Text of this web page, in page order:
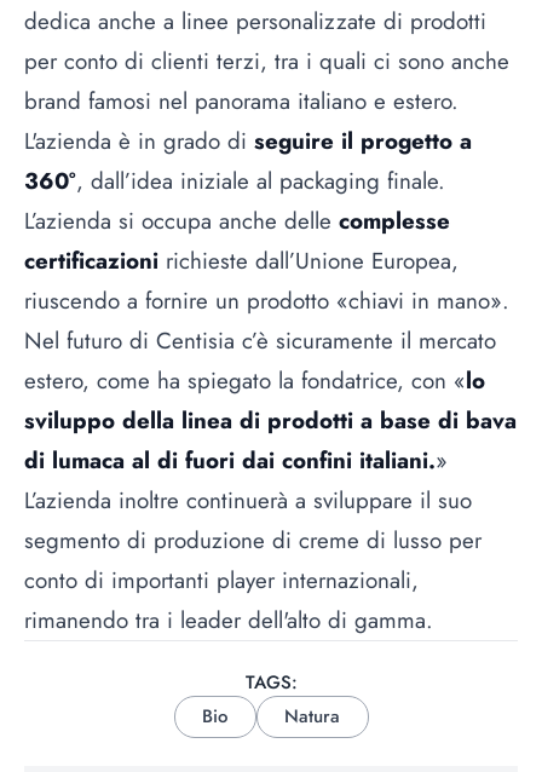
dedica anche a linee personalizzate di prodotti
per conto di clienti terzi, tra i quali ci sono anche
brand famosi nel panorama italiano e estero.
L'azienda è in grado di seguire il progetto a
360°, dall’idea iniziale al packaging finale.
L’azienda si occupa anche delle complesse
certificazioni richieste dall’Unione Europea,
riuscendo a fornire un prodotto «chiavi in mano».
Nel futuro di Centisia c’è sicuramente il mercato
estero, come ha spiegato la fondatrice, con «lo
sviluppo della linea di prodotti a base di bava
di lumaca al di fuori dai confini italiani.»
L’azienda inoltre continuerà a sviluppare il suo
segmento di produzione di creme di lusso per
conto di importanti player internazionali,
rimanendo tra i leader dell'alto di gamma.
TAGS:
Bio
Natura